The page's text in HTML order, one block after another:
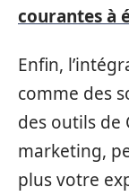
courantes à
Enfin,
comme des
des outils de
marketing,
plus votre